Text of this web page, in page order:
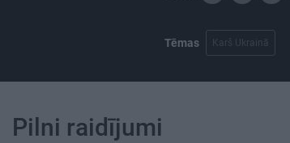
Tēmas Karš Ukrainā
Pilni raidījumi